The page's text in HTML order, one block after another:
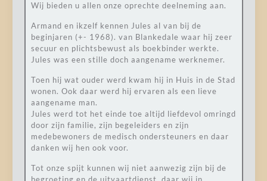
Wij bieden u allen onze oprechte deelneming aan.
Armand en ikzelf kennen Jules al van bij de
beginjaren (+- 1968). van Blankedale waar hij zeer
secuur en plichtsbewust als boekbinder werkte.
Jules was een stille doch aangename werknemer.
Toen hij wat ouder werd kwam hij in Huis in de Stad
wonen. Ook daar werd hij ervaren als een lieve
aangename man.
Jules werd tot het einde toe altijd liefdevol omringd
door zijn familie, zijn begeleiders en zijn
medebewoners de medisch ondersteuners en daar
danken wij hen ook voor.
Tot onze spijt kunnen wij niet aanwezig zijn bij de